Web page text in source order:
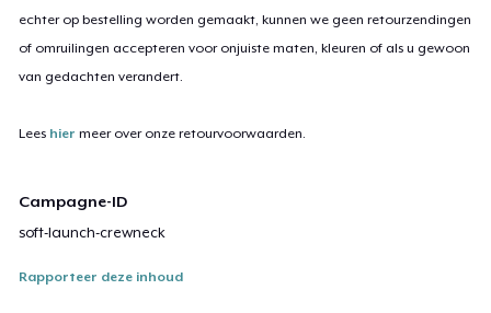
echter op bestelling worden gemaakt, kunnen we geen retourzendingen
of omruilingen accepteren voor onjuiste maten, kleuren of als u gewoon
van gedachten verandert.
Lees hier meer over onze retourvoorwaarden.
Campagne-ID
soft-launch-crewneck
Rapporteer deze inhoud